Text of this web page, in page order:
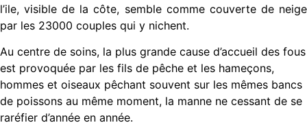
l’ile, visible de la côte, semble comme couverte de neige
par les 23000 couples qui y nichent.
Au centre de soins, la plus grande cause d’accueil des fous
est provoquée par les fils de pêche et les hameçons,
hommes et oiseaux pêchant souvent sur les mêmes bancs
de poissons au même moment, la manne ne cessant de se
raréfier d’année en année.